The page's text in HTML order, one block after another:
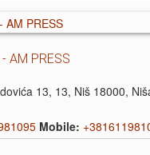
AM PRESS
13, 13, Niš 18000,
Mobile: